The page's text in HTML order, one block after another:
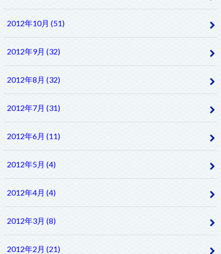
2012年10月 (51)
2012年9月 (32)
2012年8月 (32)
2012年7月 (31)
2012年6月 (11)
2012年5月 (4)
2012年4月 (4)
2012年3月 (8)
2012年2月 (21)